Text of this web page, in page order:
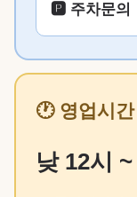
🅿️ 주차문의
🕐 영업시간
낮 12시 ~